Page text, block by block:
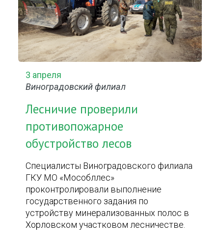
3 апреля
Виноградовский филиал
Лесничие проверили
противопожарное
обустройство лесов
Специалисты Виноградовского филиала
ГКУ МО «Мособллес»
проконтролировали выполнение
государственного задания по
устройству минерализованных полос в
Хорловском участковом лесничестве.